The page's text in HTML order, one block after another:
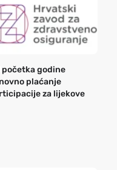
početka godine
plaćanje
za lijekove